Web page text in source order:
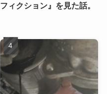
フィクション』を見た話。